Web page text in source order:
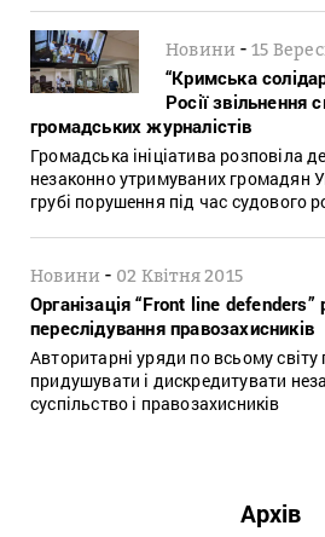
Новини -15
“Кримська
Росії звільнення
громадських журналістів
Громадська ініціатива розповіла
незаконно утримуваних громадян
грубі порушення під час судового
Новини - 02 Квітня 2015
Організація “Front line defenders”
переслідування правозахисників
Авторитарні уряди по всьому
придушувати і дискредитувати
суспільство і правозахисників
Архів